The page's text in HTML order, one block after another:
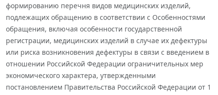
формированию перечня видов медицинских изделий,
подлежащих обращению в соответствии с Особенностями
обращения, включая особенности государственной
регистрации, медицинских изделий в случае их дефектуры
или риска возникновения дефектуры в связи с введением в
отношении Российской Федерации ограничительных мер
экономического характера, утвержденными
постановлением Правительства Российской Федерации от 1